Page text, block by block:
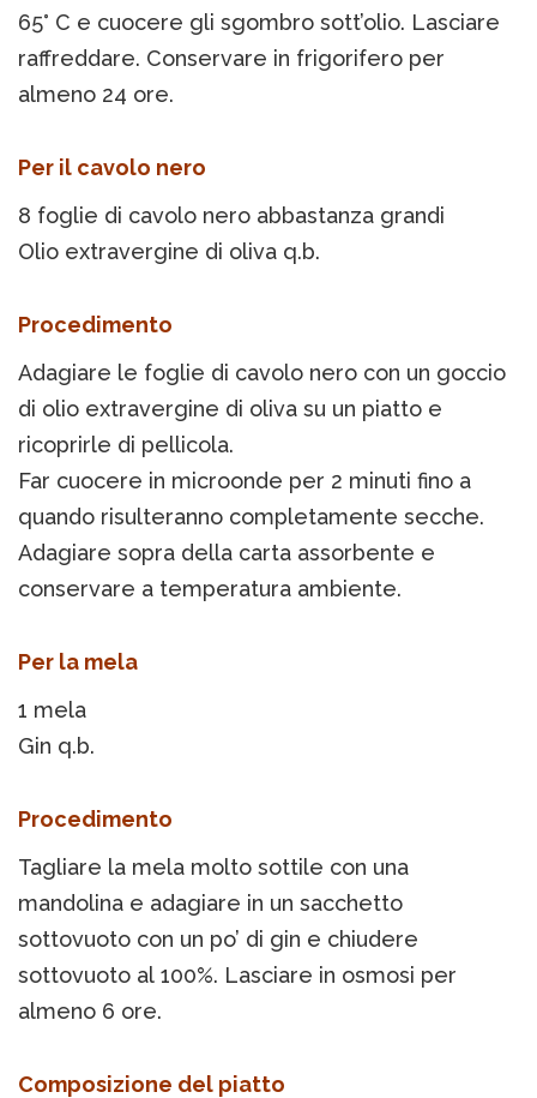
65° C e cuocere gli sgombro sott’olio. Lasciare
raffreddare. Conservare in frigorifero per
almeno 24 ore.
Per il cavolo nero
8 foglie di cavolo nero abbastanza grandi
Olio extravergine di oliva q.b.
Procedimento
Adagiare le foglie di cavolo nero con un goccio
di olio extravergine di oliva su un piatto e
ricoprirle di pellicola.
Far cuocere in microonde per 2 minuti fino a
quando risulteranno completamente secche.
Adagiare sopra della carta assorbente e
conservare a temperatura ambiente.
Per la mela
1 mela
Gin q.b.
Procedimento
Tagliare la mela molto sottile con una
mandolina e adagiare in un sacchetto
sottovuoto con un po’ di gin e chiudere
sottovuoto al 100%. Lasciare in osmosi per
almeno 6 ore.
Composizione del piatto